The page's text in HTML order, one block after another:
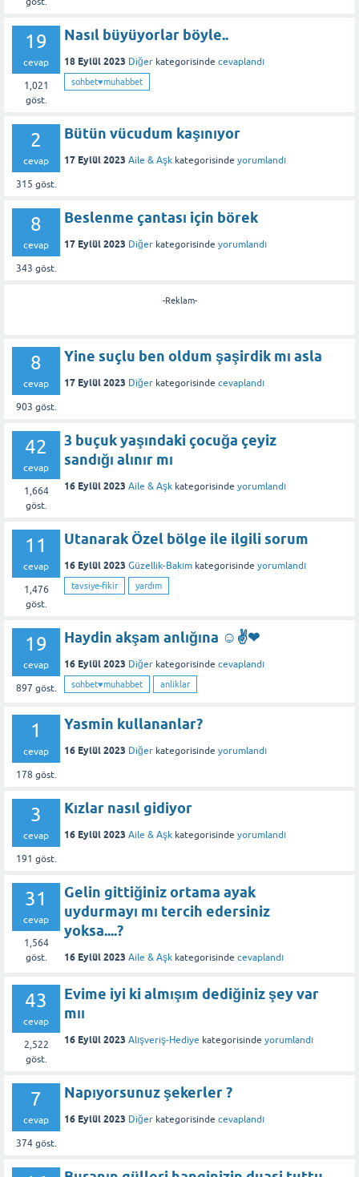
19
cevap
1,021
göst.
Nasıl büyüyorlar böyle..
18 Eylül 2023 Diğer kategorisinde cevaplandı
sohbet♥️muhabbet
2
cevap
315 göst.
Bütün vücudum kaşınıyor
17 Eylül 2023 Aile & Aşk kategorisinde yorumlandı
8
cevap
343 göst.
Beslenme çantası için börek
17 Eylül 2023 Diğer kategorisinde yorumlandı
-Reklam-
8
cevap
903 göst.
Yine suçlu ben oldum şaşirdik mı asla
17 Eylül 2023 Diğer kategorisinde cevaplandı
42
cevap
1,664
göst.
3 buçuk yaşındaki çocuğa çeyiz
sandığı alınır mı
16 Eylül 2023 Aile & Aşk kategorisinde yorumlandı
11
cevap
1,476
göst.
Utanarak Özel bölge ile ilgili sorum
16 Eylül 2023 Güzellik-Bakım kategorisinde yorumlandı
tavsiye-fikir yardım
19
cevap
897 göst.
Haydin akşam anlığına ☺✌❤
16 Eylül 2023 Diğer kategorisinde cevaplandı
sohbet♥️muhabbet anliklar
1
cevap
178 göst.
Yasmin kullananlar?
16 Eylül 2023 Diğer kategorisinde yorumlandı
3
cevap
191 göst.
Kızlar nasıl gidiyor
16 Eylül 2023 Aile & Aşk kategorisinde yorumlandı
31
cevap
1,564
göst.
Gelin gittiğiniz ortama ayak
uydurmayı mı tercih edersiniz
yoksa....?
16 Eylül 2023 Aile & Aşk kategorisinde cevaplandı
43
cevap
2,522
göst.
Evime iyi ki almışım dediğiniz şey var
mıı
16 Eylül 2023 Alışveriş-Hediye kategorisinde yorumlandı
7
cevap
374göst.
Napıyorsunuz şekerler ?
16 Eylül 2023 Diğer kategorisinde cevaplandı